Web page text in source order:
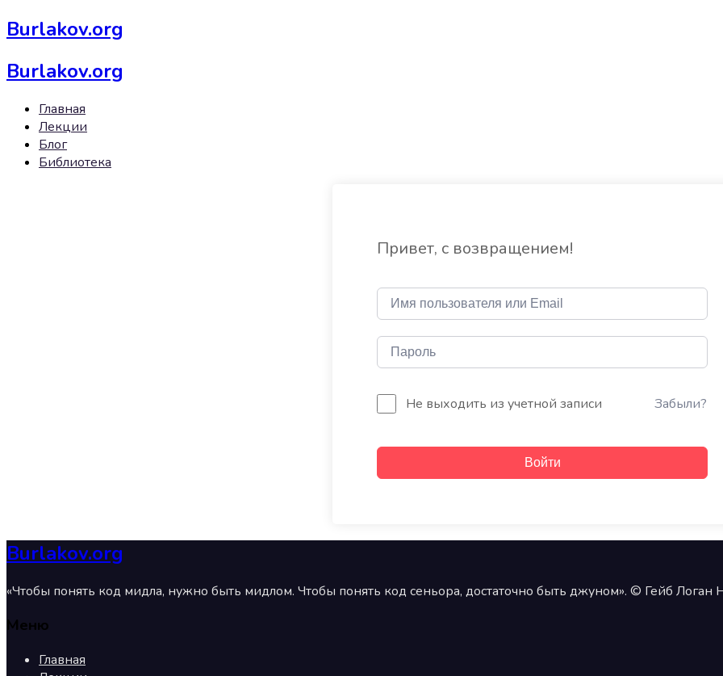
Burlakov.org
Burlakov.org
Главная
Лекции
Блог
Библиотека
Привет, с возвращением!
Не выходить из учетной записи Забыли?
Войти
Burlakov.org
«Чтобы понять код мидла, нужно быть мидлом. Чтобы понять код сеньора, достаточно быть джуном». © Гейб Логан
Меню
Главная